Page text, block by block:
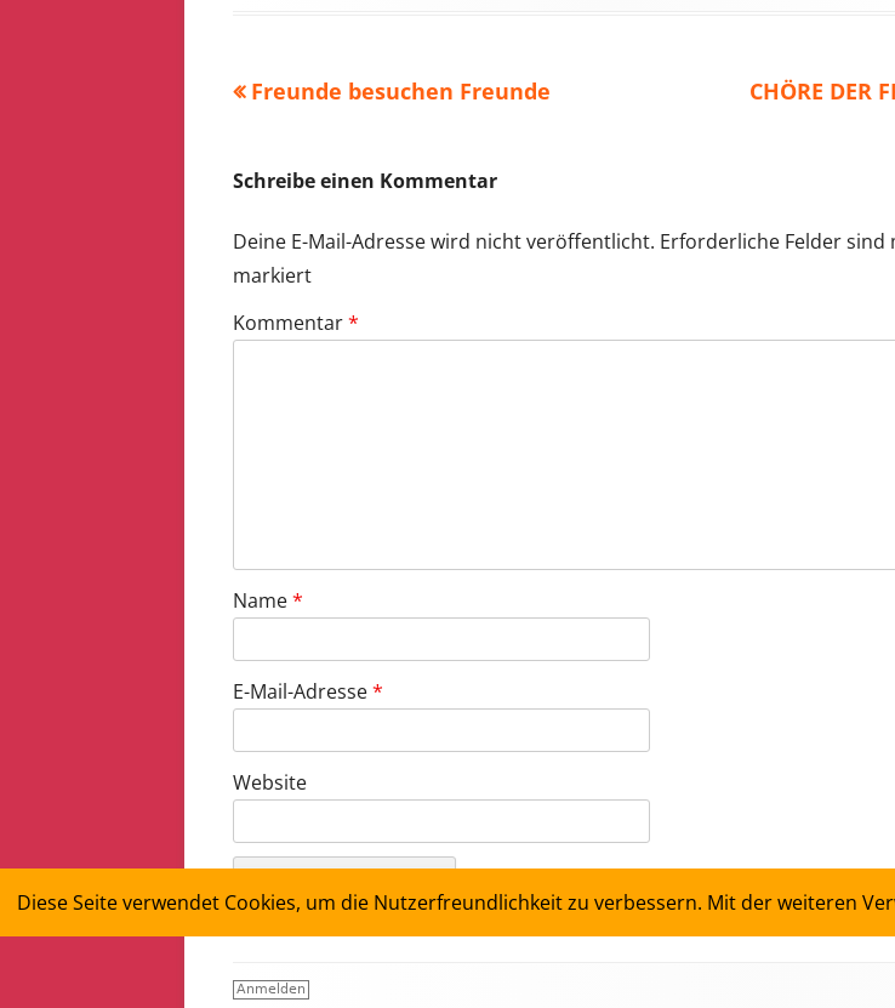
Beitragsnavigation
Vorheriger
Freunde besuchen Freunde
Nächster
CHÖRE DER
Schreibe einen Kommentar
Deine E-Mail-Adresse wird nicht veröffentlicht. Erforderliche Felder sind
markiert
Kommentar*
Name*
E-Mail-Adresse*
Website
Footer
Anmelden
Diese Seite verwendet Cookies, um die Nutzerfreundlichkeit zu verbessern. Mit der weiteren